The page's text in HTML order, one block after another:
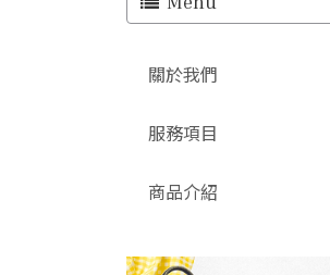
關於我們
服務項目
商品介紹